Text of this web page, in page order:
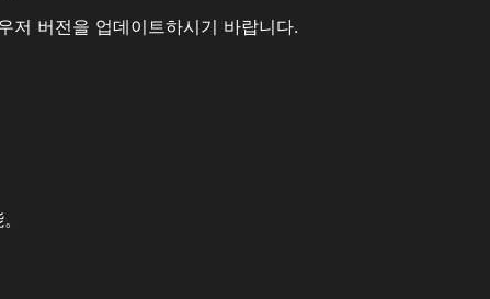
저 버전을 업데이트하시기 바랍니다.